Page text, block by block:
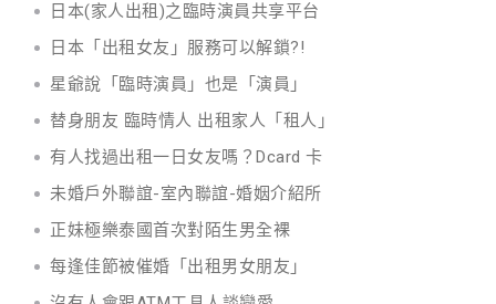
日本(家人出租)之臨時演員共享平台
日本「出租女友」服務可以解鎖?!
星爺說「臨時演員」也是「演員」
替身朋友 臨時情人 出租家人「租人」
有人找過出租一日女友嗎？Dcard 卡
未婚戶外聯誼-室內聯誼-婚姻介紹所
正妹極樂泰國首次對陌生男全裸
每逢佳節被催婚「出租男女朋友」